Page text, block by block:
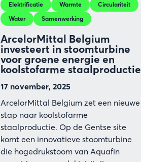
ArcelorMittal Belgium
investeert in stoomturbine
voor groene energie en
koolstofarme staalproductie
17 november, 2025
Elektrificatie Warmte
Circulariteit
Water
Samenwerking
ArcelorMittal Belgium zet een nieuwe
stap naar koolstofarme
staalproductie. Op de Gentse site
komt een innovatieve stoomturbine
die hogedrukstoom van Aquafin